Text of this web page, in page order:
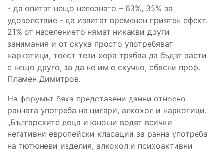
- да опитат нещо непознато – 63%, 35% за
удоволствие - да изпитат временен приятен ефект.
21% от населението нямат никакви други
занимания и от скука просто употребяват
наркотици, тоест тези хора трябва да бъдат заети
с нещо друго, за да не им е скучно, обясни проф.
Пламен Димитров.
На форумът бяха представени данни относно
ранната употреба на цигари, алкохол и наркотици.
„Българските деца и юноши водят всички
негативни европейски класации за ранна употреба
на тютюневи изделия, алкохол и психоактивни